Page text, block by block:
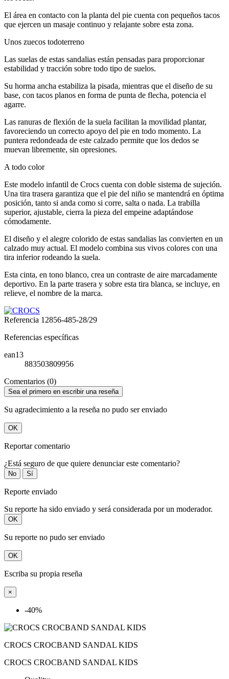
El área en contacto con la planta del pie cuenta con pequeños tacos
que ejercen un masaje continuo y relajante sobre esta zona.
Unos zuecos todoterreno
Las suelas de estas sandalias están pensadas para proporcionar
estabilidad y tracción sobre todo tipo de suelos.
Su horma ancha estabiliza la pisada, mientras que el diseño de su
base, con tacos planos en forma de punta de flecha, potencia el
agarre.
Las ranuras de flexión de la suela facilitan la movilidad plantar,
favoreciendo un correcto apoyo del pie en todo momento. La
puntera redondeada de este calzado permite que los dedos se
muevan libremente, sin opresiones.
A todo color
Este modelo infantil de Crocs cuenta con doble sistema de sujeción.
Una tira trasera garantiza que el pie del niño se mantendrá en óptima
posición, tanto si anda como si corre, salta o nada. La trabilla
superior, ajustable, cierra la pieza del empeine adaptándose
cómodamente.
El diseño y el alegre colorido de estas sandalias las convierten en un
calzado muy actual. El modelo combina sus vivos colores con una
tira inferior rodeando la suela.
Esta cinta, en tono blanco, crea un contraste de aire marcadamente
deportivo. En la parte trasera y sobre esta tira blanca, se incluye, en
relieve, el nombre de la marca.
Referencia 12856-485-28/29
Referencias específicas
ean13
883503809956
Comentarios (0)
Sea el primero en escribir una reseña
Su agradecimiento a la reseña no pudo ser enviado
OK
Reportar comentario
¿Está seguro de que quiere denunciar este comentario?
No Sí
Reporte enviado
Su reporte ha sido enviado y será considerada por un moderador.
OK
Su reporte no pudo ser enviado
OK
Escriba su propia reseña
×
-40%
CROCS CROCBAND SANDAL KIDS
CROCS CROCBAND SANDAL KIDS